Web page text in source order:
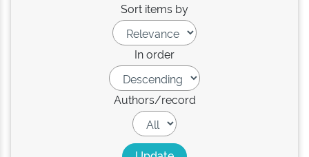
Sort items by
In order
Authors/record